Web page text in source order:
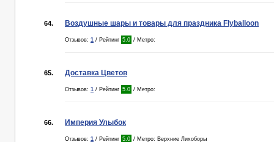
64. Воздушные шары и товары для праздника Flyballoon
Отзывов: 1 / Рейтинг 5.0 / Метро:
65. Доставка Цветов
Отзывов: 1 / Рейтинг 5.0 / Метро:
66. Империя Улыбок
Отзывов: 1 / Рейтинг 5.0 / Метро: Верхние Лихоборы